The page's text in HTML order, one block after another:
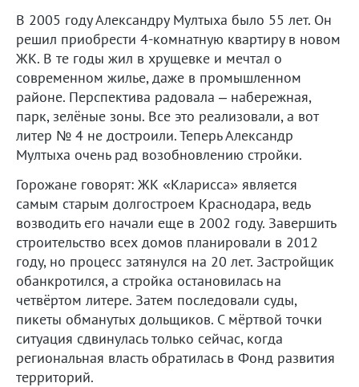
В 2005 году Александру Мултыха было 55 лет. Он
решил приобрести 4-комнатную квартиру в новом
ЖК. В те годы жил в хрущевке и мечтал о
современном жилье, даже в промышленном
районе. Перспектива радовала – набережная,
парк, зелёные зоны. Все это реализовали, а вот
литер № 4 не достроили. Теперь Александр
Мултыха очень рад возобновлению стройки.
Горожане говорят: ЖК «Кларисса» является
самым старым долгостроем Краснодара, ведь
возводить его начали еще в 2002 году. Завершить
строительство всех домов планировали в 2012
году, но процесс затянулся на 20 лет. Застройщик
обанкротился, а стройка остановилась на
четвёртом литере. Затем последовали суды,
пикеты обманутых дольщиков. С мёртвой точки
ситуация сдвинулась только сейчас, когда
региональная власть обратилась в Фонд развития
территорий.